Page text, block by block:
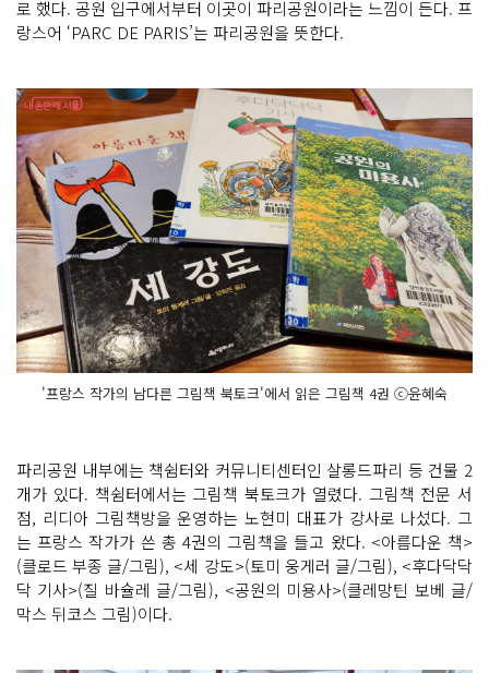
로 했다. 공원 입구에서부터 이곳이 파리공원이라는 느낌이 든다. 프
랑스어 ‘PARC DE PARIS’는 파리공원을 뜻한다.
'프랑스 작가의 남다른 그림책 북토크'에서 읽은 그림책 4권 ⓒ윤혜숙
파리공원 내부에는 책쉼터와 커뮤니티센터인 살롱드파리 등 건물 2
개가 있다. 책쉼터에서는 그림책 북토크가 열렸다. 그림책 전문 서
점, 리디아 그림책방을 운영하는 노현미 대표가 강사로 나섰다. 그
는 프랑스 작가가 쓴 총 4권의 그림책을 들고 왔다. <아름다운 책>
(클로드 부종 글/그림), <세 강도>(토미 웅게러 글/그림), <후다닥닥
닥 기사>(질 바슐레 글/그림), <공원의 미용사>(클레망틴 보베 글/
막스 뒤코스 그림)이다.